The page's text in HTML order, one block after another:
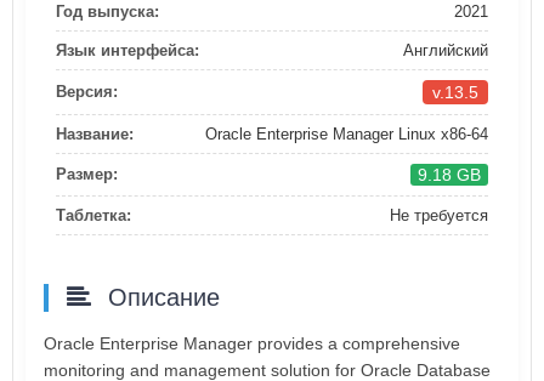
Год выпуска: 2021
Язык интерфейса: Английский
Версия: v.13.5
Название: Oracle Enterprise Manager Linux x86-64
Размер: 9.18 GB
Таблетка: Не требуется
Описание
Oracle Enterprise Manager provides a comprehensive
monitoring and management solution for Oracle Database